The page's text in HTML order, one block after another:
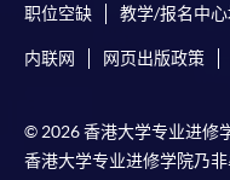
职位空缺 教学/报名中心
内联网 网页出版政策
© 2026 香港大学专业进修
香港大学专业进修学院乃